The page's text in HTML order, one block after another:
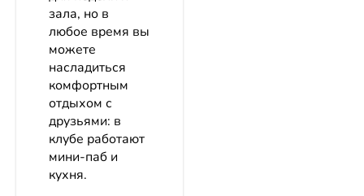
зала, но в
любое время вы
можете
насладиться
комфортным
отдыхом с
друзьями: в
клубе работают
мини-паб и
кухня.